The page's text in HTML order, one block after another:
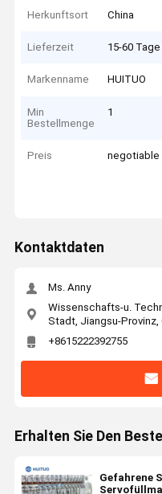
Herkunftsort China
Lieferzeit 15-60 Tage
Markenname HUITUO
Min
Bestellmenge
1
Preis negotiable
Kontaktdaten
Ms. Anny
Wissenschafts-u.
Stadt, Jiangsu-Provinz,
+8615222392755
Erhalten Sie Den
Gefahrene